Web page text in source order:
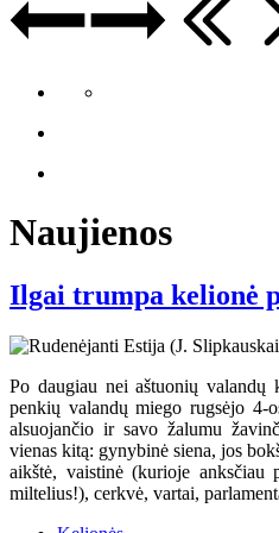
Naujienos
Ilgai trumpa kelionė
Po daugiau nei aštuonių valandų
penkių valandų miego rugsėjo 4-
alsuojančio ir savo žalumu
vienas kitą: gynybinė siena, jos
aikštė, vaistinė (kurioje anksčiau
miltelius!), cerkvė, vartai,